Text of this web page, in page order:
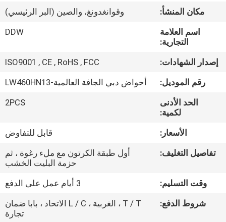
معلومات
جولة
مراقبة
الجودة
اتصل
مكان المنشأ:
وقوانغدونغ، والصين (البر الرئيسي)
اسم العلامة
التجارية:
DDW
إصدار الشهادات:
ISO9001 , CE , RoHS , FCC
رقم الموديل:
أحواض دبي الجافة العالمية-LW460HN13
الحد الأدنى
لكمية:
2PCS
الأسعار:
قابل للتفاوض
تفاصيل التغليف:
أول طبقة الكرتون مع ملء رغوة ، ثم
حزمة البليت الخشب
وقت التسليم:
3 أيام عمل على الدفع
شروط الدفع:
T / T ، الغربية ، L / C الاتحاد ، بابا ضمان
تجارة